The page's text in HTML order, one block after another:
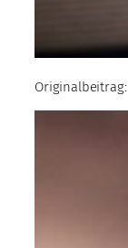
Originalbeitrag: